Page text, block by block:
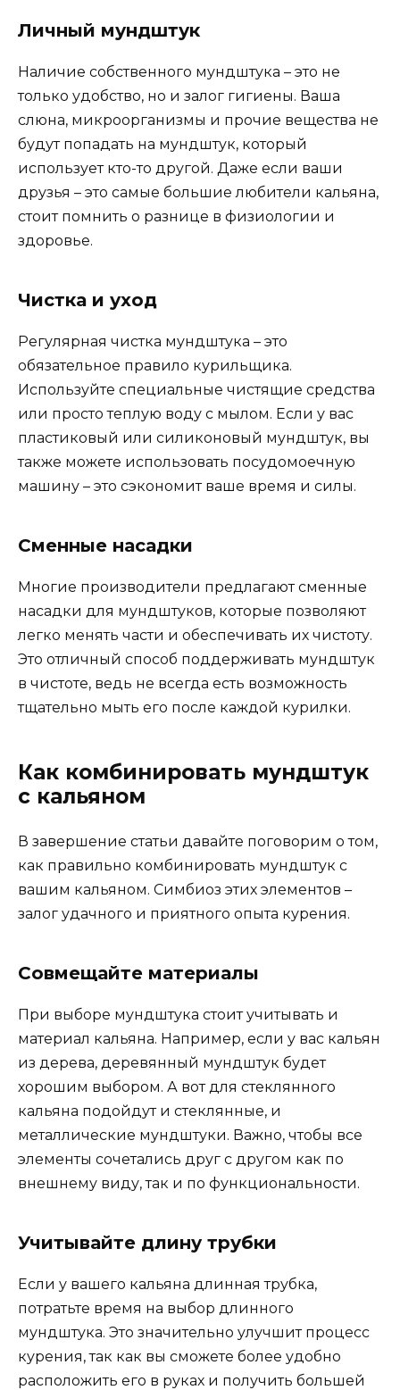
Личный мундштук
Наличие собственного мундштука – это не
только удобство, но и залог гигиены. Ваша
слюна, микроорганизмы и прочие вещества не
будут попадать на мундштук, который
использует кто-то другой. Даже если ваши
друзья – это самые большие любители кальяна,
стоит помнить о разнице в физиологии и
здоровье.
Чистка и уход
Регулярная чистка мундштука – это
обязательное правило курильщика.
Используйте специальные чистящие средства
или просто теплую воду с мылом. Если у вас
пластиковый или силиконовый мундштук, вы
также можете использовать посудомоечную
машину – это сэкономит ваше время и силы.
Сменные насадки
Многие производители предлагают сменные
насадки для мундштуков, которые позволяют
легко менять части и обеспечивать их чистоту.
Это отличный способ поддерживать мундштук
в чистоте, ведь не всегда есть возможность
тщательно мыть его после каждой курилки.
Как комбинировать мундштук
с кальяном
В завершение статьи давайте поговорим о том,
как правильно комбинировать мундштук с
вашим кальяном. Симбиоз этих элементов –
залог удачного и приятного опыта курения.
Совмещайте материалы
При выборе мундштука стоит учитывать и
материал кальяна. Например, если у вас кальян
из дерева, деревянный мундштук будет
хорошим выбором. А вот для стеклянного
кальяна подойдут и стеклянные, и
металлические мундштуки. Важно, чтобы все
элементы сочетались друг с другом как по
внешнему виду, так и по функциональности.
Учитывайте длину трубки
Если у вашего кальяна длинная трубка,
потратьте время на выбор длинного
мундштука. Это значительно улучшит процесс
курения, так как вы сможете более удобно
расположить его в руках и получить большей